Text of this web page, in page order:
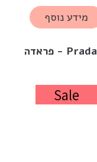
Prada - פראדה
מידע נוסף
Sale